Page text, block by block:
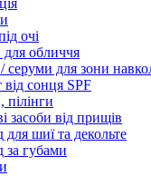
очі
обличчя
серуми для зони
від сонця SPF
засоби від прищів
для шиї та декольте
за губами